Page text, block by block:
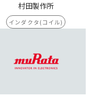
村田製作所
インダクタ(コイル)